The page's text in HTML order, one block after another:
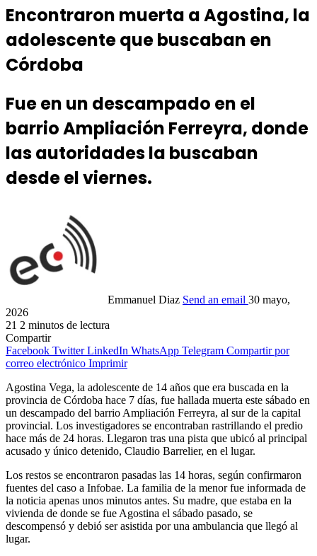
Encontraron muerta a Agostina, la
adolescente que buscaban en
Córdoba
Fue en un descampado en el
barrio Ampliación Ferreyra, donde
las autoridades la buscaban
desde el viernes.
Emmanuel Diaz Send an email 30 mayo,
2026
21 2 minutos de lectura
Compartir
Facebook Twitter LinkedIn WhatsApp Telegram Compartir por
correo electrónico Imprimir
Agostina Vega, la adolescente de 14 años que era buscada en la
provincia de Córdoba hace 7 días, fue hallada muerta este sábado en
un descampado del barrio Ampliación Ferreyra, al sur de la capital
provincial. Los investigadores se encontraban rastrillando el predio
hace más de 24 horas. Llegaron tras una pista que ubicó al principal
acusado y único detenido, Claudio Barrelier, en el lugar.
Los restos se encontraron pasadas las 14 horas, según confirmaron
fuentes del caso a Infobae. La familia de la menor fue informada de
la noticia apenas unos minutos antes. Su madre, que estaba en la
vivienda de donde se fue Agostina el sábado pasado, se
descompensó y debió ser asistida por una ambulancia que llegó al
lugar.